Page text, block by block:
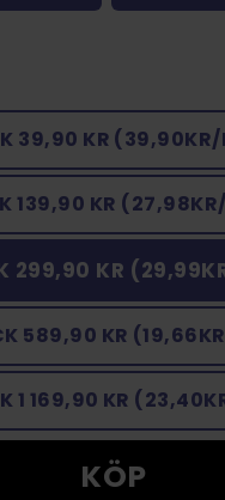
39,90 KR
139,90 KR
299,90 KR
589,90 KR
1 169,90 KR
KÖP